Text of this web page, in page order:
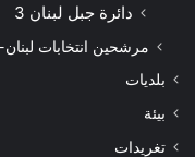
دائرة جبل لبنان 3
مرشحين انتخابات لبنان-2022
بلديات
بيئة
تغريدات